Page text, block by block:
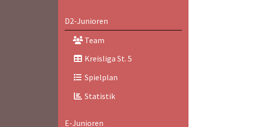
D2-Junioren
Team
Kreisliga St. 5
Spielplan
Statistik
E-Junioren